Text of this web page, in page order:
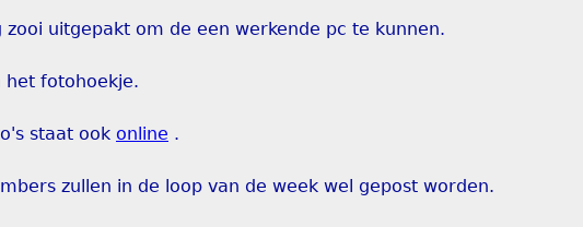
zooi uitgepakt om de een werkende pc te kunnen.
het fotohoekje.
staat ook online .
zullen in de loop van de week wel gepost worden.